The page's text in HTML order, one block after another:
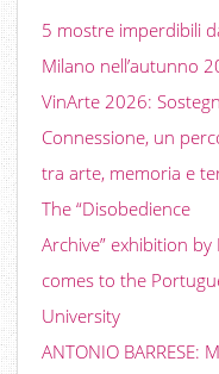
5 mostre imperdibili
Milano nell’autunno
VinArte 2026:
Connessione, un
tra arte, memoria e
The “Disobedience
Archive” exhibition by
comes to the
University
ANTONIO BARRESE: